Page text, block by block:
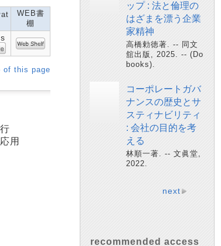
WEB書
棚
of this page
用
ップ : 法と倫理の
はざまを漂う企業
家精神
高橋勅徳著. -- 同文
舘出版, 2025. -- (Do
books).
コーポレートガバ
ナンスの歴史とサ
スティナビリティ
: 会社の目的を考
える
林順一著. -- 文眞堂,
2022.
next
recommended access